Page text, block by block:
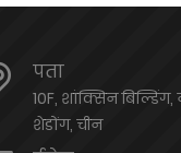
पता
10F, शांक्सिन
शेडोंग, चीन